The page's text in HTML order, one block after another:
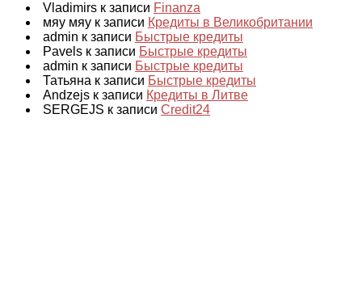
Vladimirs к записи Finanza
мяу мяу к записи Кредиты в Великобритании
admin к записи Быстрые кредиты
Pavels к записи Быстрые кредиты
admin к записи Быстрые кредиты
Татьяна к записи Быстрые кредиты
Andzejs к записи Кредиты в Литве
SERGEJS к записи Credit24